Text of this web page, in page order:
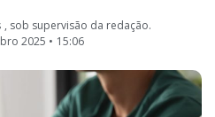
, sob supervisão da redação.
2025 • 15:06